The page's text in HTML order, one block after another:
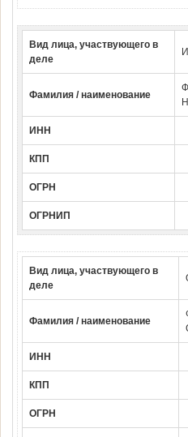
Вид лица, участвующего в
деле
Фамилия / наименование
ИНН
КПП
ОГРН
ОГРНИП
Вид лица, участвующего в
деле
Фамилия / наименование
ИНН
КПП
ОГРН